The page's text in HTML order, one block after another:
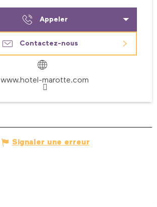
Appeler
Contactez-nous
www.hotel-marotte.com
Signaler une erreur